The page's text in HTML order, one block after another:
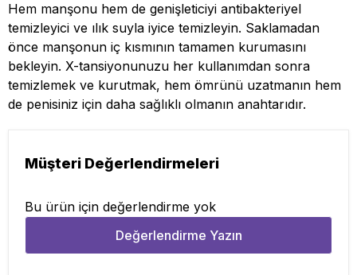
Hem manşonu hem de genişleticiyi antibakteriyel
temizleyici ve ılık suyla iyice temizleyin. Saklamadan
önce manşonun iç kısmının tamamen kurumasını
bekleyin. X-tansiyonunuzu her kullanımdan sonra
temizlemek ve kurutmak, hem ömrünü uzatmanın hem
de penisiniz için daha sağlıklı olmanın anahtarıdır.
Müşteri Değerlendirmeleri
Bu ürün için değerlendirme yok
Değerlendirme Yazın